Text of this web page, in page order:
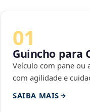
01
Guincho para
Veículo com pane ou
com agilidade e
SAIBA MAIS